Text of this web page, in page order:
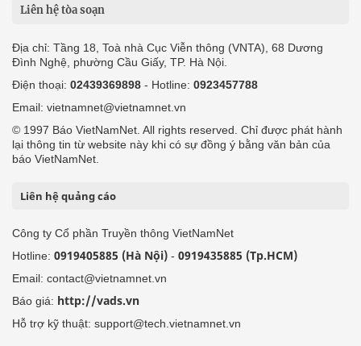
Liên hệ tòa soạn
Địa chỉ: Tầng 18, Toà nhà Cục Viễn thông (VNTA), 68 Dương
Đình Nghệ, phường Cầu Giấy, TP. Hà Nội.
Điện thoại: 02439369898 - Hotline: 0923457788
Email: vietnamnet@vietnamnet.vn
© 1997 Báo VietNamNet. All rights reserved. Chỉ được phát hành
lại thông tin từ website này khi có sự đồng ý bằng văn bản của
báo VietNamNet.
Liên hệ quảng cáo
Công ty Cổ phần Truyền thông VietNamNet
Hotline: 0919405885 (Hà Nội) - 0919435885 (Tp.HCM)
Email: contact@vietnamnet.vn
Báo giá: http://vads.vn
Hỗ trợ kỹ thuật: support@tech.vietnamnet.vn